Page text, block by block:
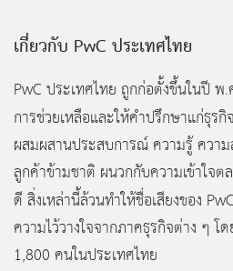
เกี่ยวกับ PwCประเทศไทย
PwC ประเทศไทย ถูกก่อตั้งขึ้นในปี
การช่วยเหลือและให้คำปรึกษาแก่ธุร
ผสมผสานประสบการณ์ ความรู้ ควา
ลูกค้าข้ามชาติ ผนวกกับความเข้าใจต
ดี สิ่งเหล่านี้ล้วนทำให้ชื่อเสียงของ PwC
ความไว้วางใจจากภาคธุรกิจต่าง ๆ
1,800 คนในประเทศไทย